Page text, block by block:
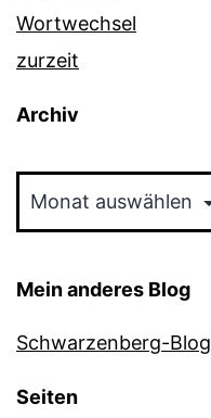
Wortwechsel
zurzeit
Archiv
Mein anderes Blog
Schwarzenberg-Blog
Seiten